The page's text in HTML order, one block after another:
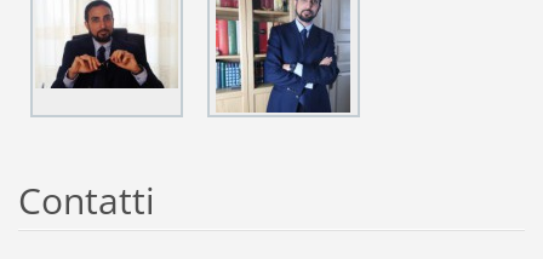
Contatti